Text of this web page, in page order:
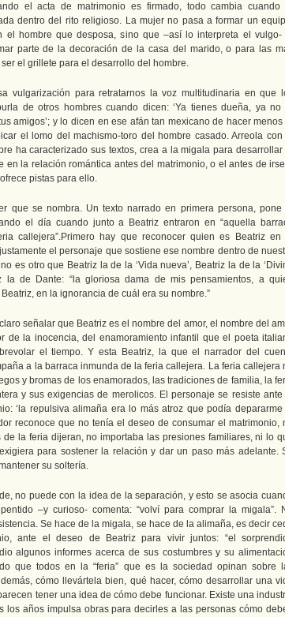
el acta de matrimonio es firmado, todo cambia cuando
dentro del rito religioso. La mujer no pasa a formar un
el hombre que desposa, sino que –así lo interpreta el vulgo-
parte de la decoración de la casa del marido, o para las
el grillete para el desarrollo del hombre.
vulgarización para retratarnos la voz multitudinaria en que
de otros hombres cuando dicen: ‘Ya tienes dueña, ya no
amigos’; y lo dicen en ese afán tan mexicano de hacer menos
el lomo del machismo-toro del hombre casado. Arreola con
ha caracterizado sus textos, crea a la migala para desarrollar
en la relación romántica antes del matrimonio, o el antes de
pistas para ello.
que se nombra. Un texto narrado en primera persona, pone
el día cuando junto a Beatriz entraron en “aquella
callejera”.Primero hay que reconocer quien es Beatriz en
el personaje que sostiene ese nombre dentro de
es otro que Beatriz la de la ‘Vida nueva’, Beatriz la de la
la de Dante: “la gloriosa dama de mis pensamientos, a
en la ignorancia de cuál era su nombre.”
señalar que Beatriz es el nombre del amor, el nombre del
de la inocencia, del enamoramiento infantil que el poeta
el tiempo. Y esta Beatriz, la que el narrador del
a la barraca inmunda de la feria callejera. La feria callejera
y bromas de los enamorados, las tradiciones de familia, la
y sus exigencias de merolicos. El personaje se resiste ante
‘la repulsiva alimaña era lo más atroz que podía depararme
reconoce que no tenía el deseo de consumar el matrimonio,
de la feria dijeran, no importaba las presiones familiares, ni lo
para sostener la relación y dar un paso más adelante.
su soltería.
no puede con la idea de la separación, y esto se asocia
–y curioso- comenta: “volví para comprar la migala”.
Se hace de la migala, se hace de la alimaña, es decir
ante el deseo de Beatriz para vivir juntos: “el
algunos informes acerca de sus costumbres y su
que todos en la “feria” que es la sociedad opinan sobre
cómo llevártela bien, qué hacer, cómo desarrollar una
tener una idea de cómo debe funcionar. Existe una
los años impulsa obras para decirles a las personas cómo